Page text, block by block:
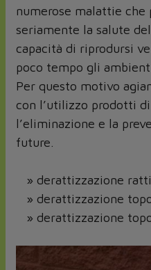
numerose malattie che
seriamente la salute
capacità di riprodursi
poco tempo gli
Per questo motivo
con l’utilizzo prodotti
l’eliminazione e la
future.
» derattizzazione ratti
» derattizzazione
» derattizzazione